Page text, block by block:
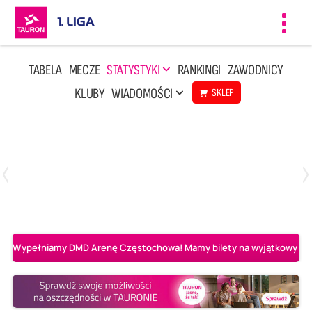
TABELA MECZE STATYSTYKI RANKINGI ZAWODNICY
KLUBY WIADOMOŚCI SKLEP
Wypełniamy DMD Arenę Częstochowa! Mamy bilety na wyjątkowy